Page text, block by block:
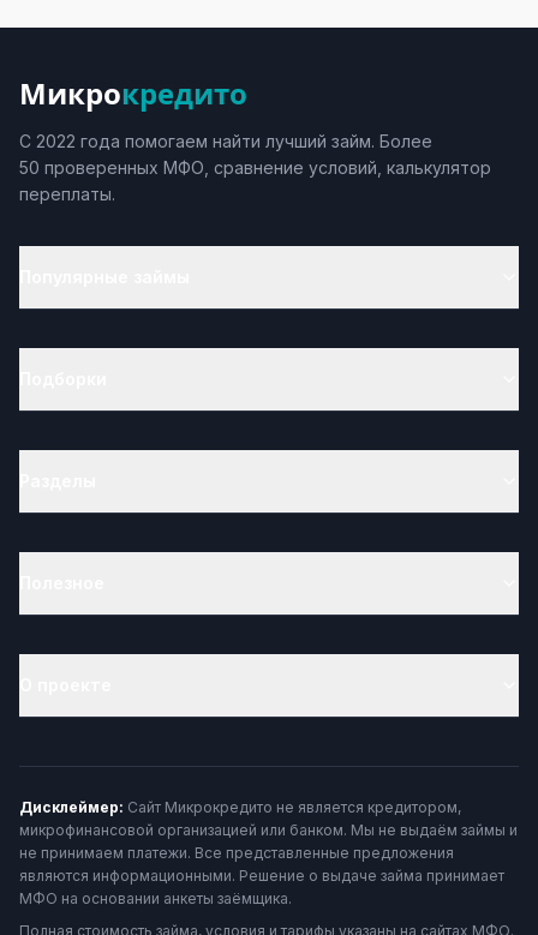
Микрокредито
С 2022 года помогаем найти лучший займ. Более
50 проверенных МФО, сравнение условий, калькулятор
переплаты.
Дисклеймер: Сайт Микрокредито не является кредитором,
микрофинансовой организацией или банком. Мы не выдаём займы и
не принимаем платежи. Все представленные предложения
являются информационными. Решение о выдаче займа принимает
МФО на основании анкеты заёмщика.
Полная стоимость займа, условия и тарифы указаны на сайтах МФО.